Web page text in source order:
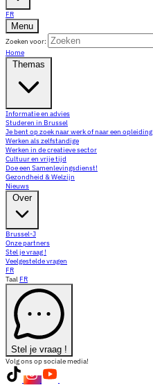
FR
Menu
Zoeken voor:
Home
Themas
Informatie en advies
Studeren in Brussel
Je bent op zoek naar werk of naar een opleiding
Werken als zelfstandige
Werken in de creatieve sector
Cultuur en vrije tijd
Doe een Samenlevingsdienst!
Gezondheid & Welzijn
Nieuws
Over
Brussel-J
Onze partners
Stel je vraag !
Veelgestelde vragen
FR
Taal FR
Stel je vraag !
Volg ons op sociale media!